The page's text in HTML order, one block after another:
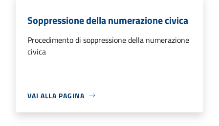
Soppressione della numerazione civica
Procedimento di soppressione della numerazione
civica
VAI ALLA PAGINA